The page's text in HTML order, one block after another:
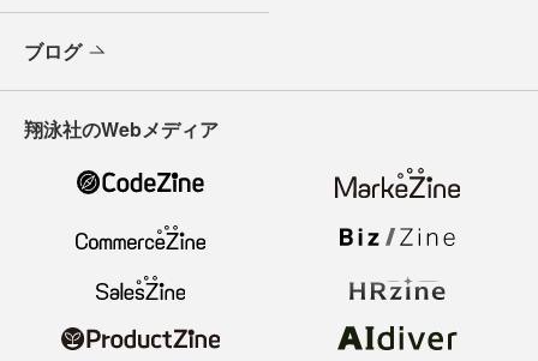
ブログ
翔泳社のWebメディア